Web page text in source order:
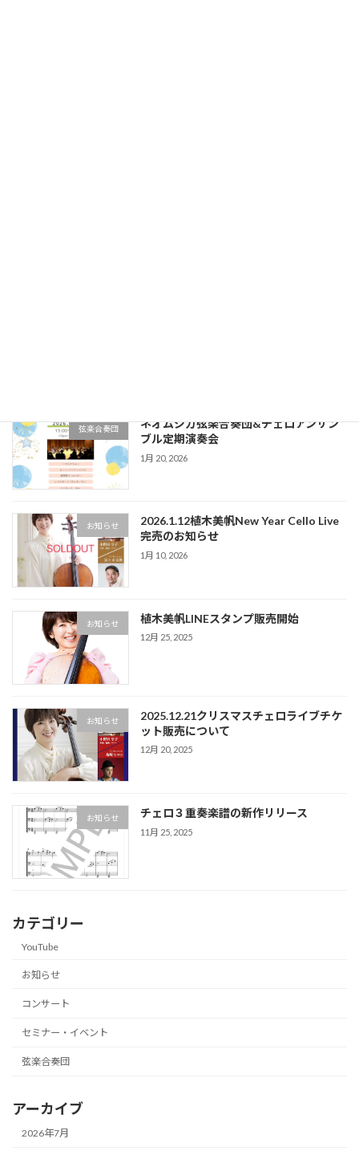
弦楽合奏団
ネオムジカ弦楽合奏団&チェロアンサン
ブル定期演奏会
1月 20, 2026
お知らせ
2026.1.12植木美帆New Year Cello Live
完売のお知らせ
1月 10, 2026
お知らせ 植木美帆LINEスタンプ販売開始
12月 25, 2025
お知らせ
2025.12.21クリスマスチェロライブチケ
ット販売について
12月 20, 2025
お知らせ チェロ３重奏楽譜の新作リリース
11月 25, 2025
カテゴリー
YouTube
お知らせ
コンサート
セミナー・イベント
弦楽合奏団
アーカイブ
2026年7月